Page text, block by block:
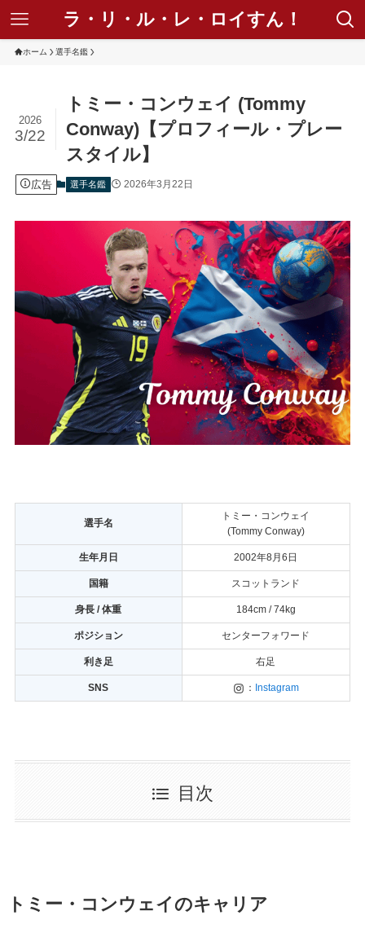
ラ・リ・ル・レ・ロイすん！
ホーム 選手名鑑
トミー・コンウェイ (Tommy
Conway)【プロフィール・プレー
スタイル】
2026
3/22
広告 選手名鑑 2026年3月22日
選手名
トミー・コンウェイ
(Tommy Conway)
生年月日 2002年8月6日
国籍 スコットランド
身長 / 体重 184cm / 74kg
ポジション センターフォワード
利き足 右足
SNS ： Instagram
目次
トミー・コンウェイのキャリア